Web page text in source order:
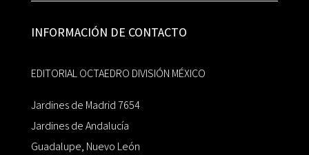
INFORMACIÓN DE CONTACTO
EDITORIAL OCTAEDRO DIVISIÓN MÉXICO
Jardines de Madrid 7654
Jardines de Andalucía
Guadalupe, Nuevo León